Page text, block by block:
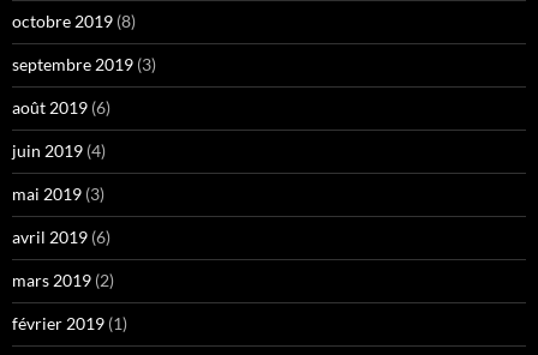
octobre 2019 (8)
septembre 2019 (3)
août 2019 (6)
juin 2019 (4)
mai 2019 (3)
avril 2019 (6)
mars 2019 (2)
février 2019 (1)